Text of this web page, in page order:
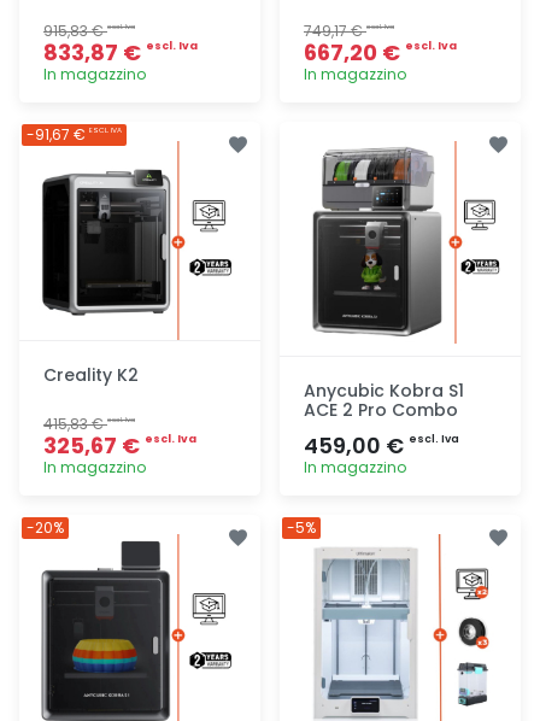
915,83 €escl. Iva
833,87 € escl. Iva
In magazzino
749,17 €escl. Iva
667,20 € escl. Iva
In magazzino
Creality K2
415,83 €escl. Iva
325,67 € escl. Iva
In magazzino
-91,67 € ESCL. IVA
Anycubic Kobra S1
ACE 2 Pro Combo
459,00 € escl. Iva
In magazzino
-20% -5%